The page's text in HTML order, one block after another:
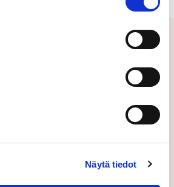
Näytä tiedot
liittyvät uutiset